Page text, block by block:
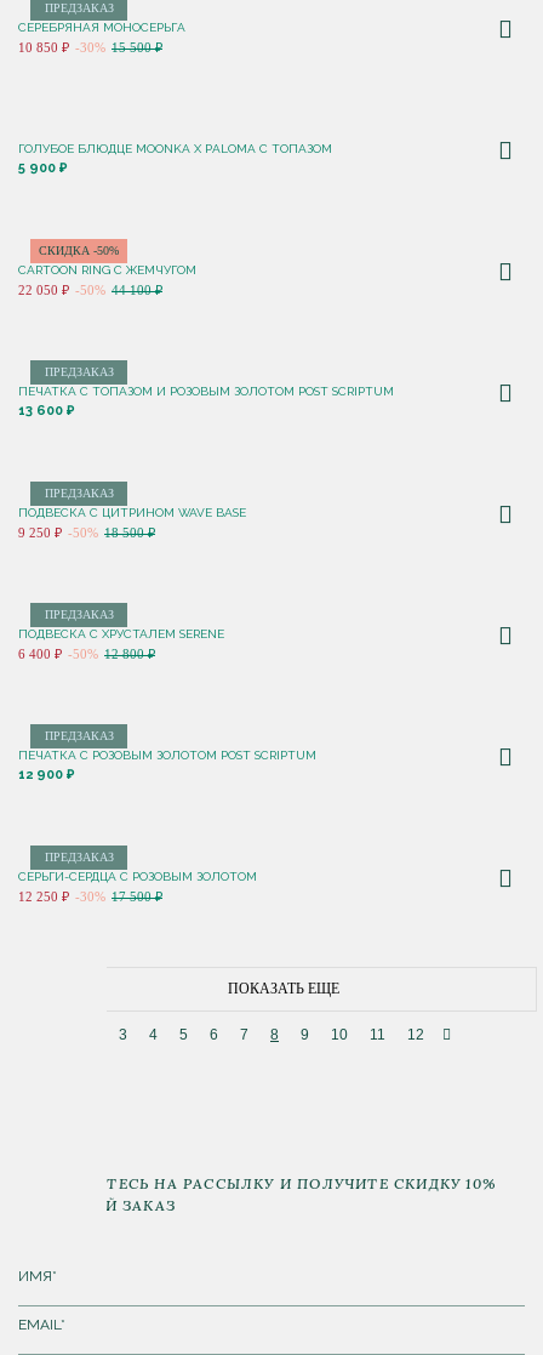
ПРЕДЗАКАЗ
СЕРЕБРЯНАЯ МОНОСЕРЬГА
10 850 ₽ -30% 15 500 ₽
ГОЛУБОЕ БЛЮДЦЕ MOONKA X PALOMA С ТОПАЗОМ
5 900 ₽
СКИДКА -50%
CARTOON RING С ЖЕМЧУГОМ
22 050 ₽ -50% 44 100 ₽
ПРЕДЗАКАЗ
ПЕЧАТКА С ТОПАЗОМ И РОЗОВЫМ ЗОЛОТОМ POST SCRIPTUM
13 600 ₽
ПРЕДЗАКАЗ
ПОДВЕСКА С ЦИТРИНОМ WAVE BASE
9 250 ₽ -50% 18 500 ₽
ПРЕДЗАКАЗ
ПОДВЕСКА С ХРУСТАЛЕМ SERENE
6 400 ₽ -50% 12 800 ₽
ПРЕДЗАКАЗ
ПЕЧАТКА С РОЗОВЫМ ЗОЛОТОМ POST SCRIPTUM
12 900 ₽
ПРЕДЗАКАЗ
СЕРЬГИ-СЕРДЦА С РОЗОВЫМ ЗОЛОТОМ
12 250 ₽ -30% 17 500 ₽
ПОКАЗАТЬ ЕЩЕ
3 4 5 6 7 8 9 10 11 12
ПОДПИШИТЕСЬ НА РАССЫЛКУ И ПОЛУЧИТЕ СКИДКУ 10%
НА ПЕРВЫЙ ЗАКАЗ